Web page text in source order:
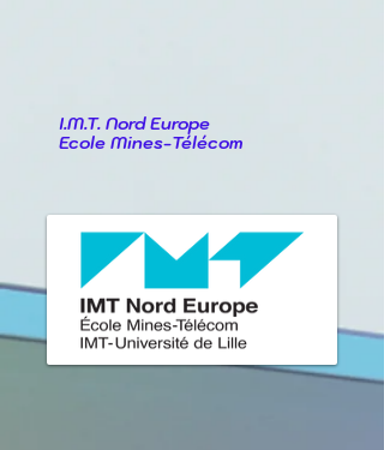
I.M.T. Nord Europe
Ecole Mines-Télécom